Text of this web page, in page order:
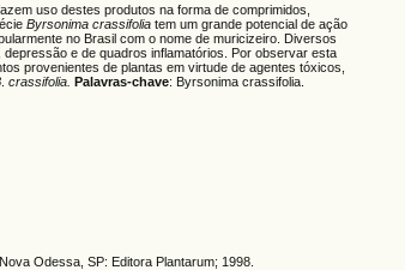
uso destes produtos na forma de comprimidos,
Byrsonima crassifolia tem um grande potencial de ação
no Brasil com o nome de muricizeiro. Diversos
e de quadros inflamatórios. Por observar esta
provenientes de plantas em virtude de agentes tóxicos,
.crassifolia. Palavras-chave: Byrsonima crassifolia.
Odessa, SP: Editora Plantarum; 1998.